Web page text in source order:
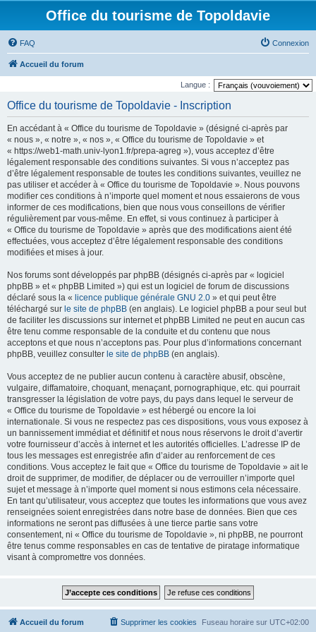
Office du tourisme de Topoldavie
FAQ Connexion
Accueil du forum
Langue :
Office du tourisme de Topoldavie - Inscription
En accédant à « Office du tourisme de Topoldavie » (désigné ci-après par
« nous », « notre », « nos », « Office du tourisme de Topoldavie » et
« https://web1-math.univ-lyon1.fr/prepa-agreg »), vous acceptez d’être
légalement responsable des conditions suivantes. Si vous n’acceptez pas
d’être légalement responsable de toutes les conditions suivantes, veuillez ne
pas utiliser et accéder à « Office du tourisme de Topoldavie ». Nous pouvons
modifier ces conditions à n’importe quel moment et nous essaierons de vous
informer de ces modifications, bien que nous vous conseillons de vérifier
régulièrement par vous-même. En effet, si vous continuez à participer à
« Office du tourisme de Topoldavie » après que des modifications aient été
effectuées, vous acceptez d’être légalement responsable des conditions
modifiées et mises à jour.
Nos forums sont développés par phpBB (désignés ci-après par « logiciel
phpBB » et « phpBB Limited ») qui est un logiciel de forum de discussions
déclaré sous la « licence publique générale GNU 2.0 » et qui peut être
téléchargé sur le site de phpBB (en anglais). Le logiciel phpBB a pour seul but
de faciliter les discussions sur internet et phpBB Limited ne peut en aucun cas
être tenu comme responsable de la conduite et du contenu que nous
acceptons et que nous n’acceptons pas. Pour plus d’informations concernant
phpBB, veuillez consulter le site de phpBB (en anglais).
Vous acceptez de ne publier aucun contenu à caractère abusif, obscène,
vulgaire, diffamatoire, choquant, menaçant, pornographique, etc. qui pourrait
transgresser la législation de votre pays, du pays dans lequel le serveur de
« Office du tourisme de Topoldavie » est hébergé ou encore la loi
internationale. Si vous ne respectez pas ces dispositions, vous vous exposez à
un bannissement immédiat et définitif et nous nous réservons le droit d’avertir
votre fournisseur d’accès à internet et les autorités officielles. L’adresse IP de
tous les messages est enregistrée afin d’aider au renforcement de ces
conditions. Vous acceptez le fait que « Office du tourisme de Topoldavie » ait le
droit de supprimer, de modifier, de déplacer ou de verrouiller n’importe quel
sujet et message à n’importe quel moment si nous estimons cela nécessaire.
En tant qu’utilisateur, vous acceptez que toutes les informations que vous avez
renseignées soient enregistrées dans notre base de données. Bien que ces
informations ne seront pas diffusées à une tierce partie sans votre
consentement, ni « Office du tourisme de Topoldavie », ni phpBB, ne pourront
être tenus comme responsables en cas de tentative de piratage informatique
visant à compromettre vos données.
Accueil du forum Fuseau horaire sur UTC+02:00
Supprimer les cookies